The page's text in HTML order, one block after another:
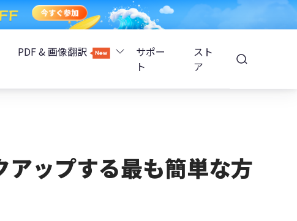
ョンロック解除
PDF & 画像翻訳
PDNobオンライン
サポー
ト
スト
ア
ップする最も簡単な方